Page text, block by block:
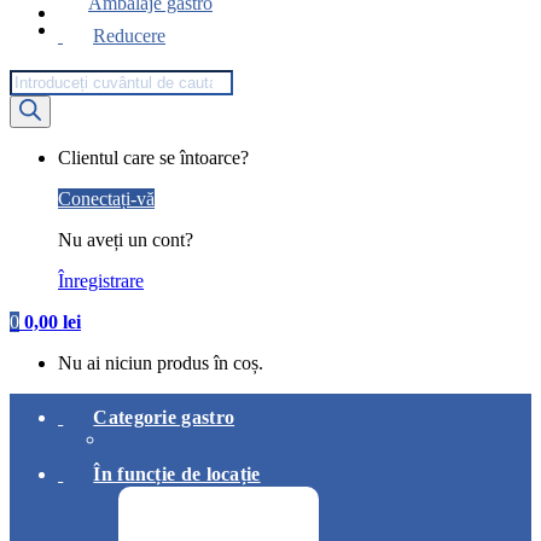
Reducere
Products
search
Clientul care se întoarce?
Conectați-vă
Nu aveți un cont?
Înregistrare
0 0,00 lei
Nu ai niciun produs în coș.
Categorie gastro
În funcție de locație